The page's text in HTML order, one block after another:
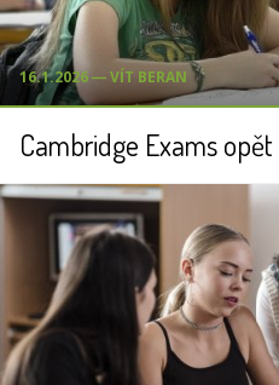
16.1.2026 ― VÍT BERAN
Cambridge Exams